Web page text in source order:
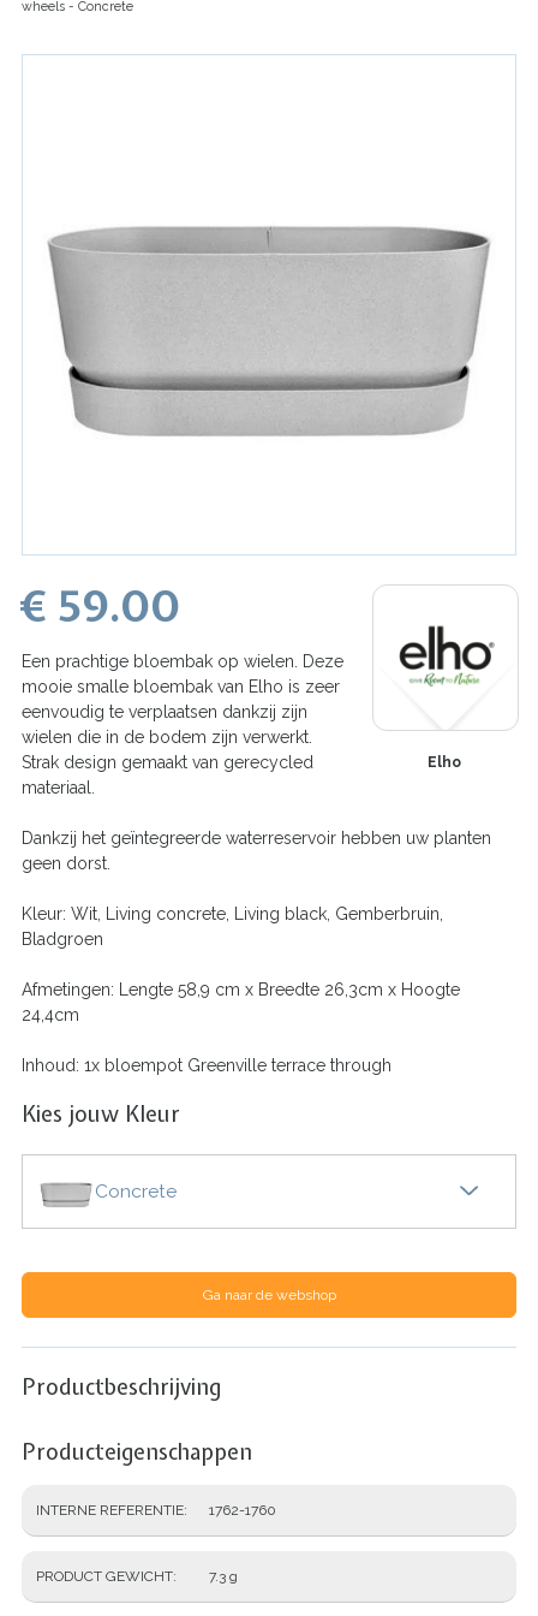
wheels - Concrete
Elho
€ 59.00
Een prachtige bloembak op wielen. Deze
mooie smalle bloembak van Elho is zeer
eenvoudig te verplaatsen dankzij zijn
wielen die in de bodem zijn verwerkt.
Strak design gemaakt van gerecycled
materiaal.
Dankzij het geïntegreerde waterreservoir hebben uw planten
geen dorst.
Kleur: Wit, Living concrete, Living black, Gemberbruin,
Bladgroen
Afmetingen: Lengte 58,9 cm x Breedte 26,3cm x Hoogte
24,4cm
Inhoud: 1x bloempot Greenville terrace through
Kies jouw Kleur
Concrete
Ga naar de webshop
Productbeschrijving
Producteigenschappen
INTERNE REFERENTIE 1762-1760
PRODUCT GEWICHT 7.3 g